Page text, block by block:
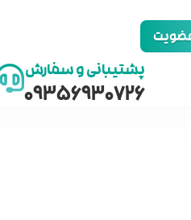
پشتیبانی و سفارش
09356930726